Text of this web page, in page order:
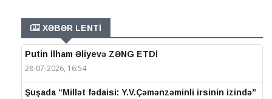
XƏBƏR LENTİ
Putin İlham Əliyevə ZƏNG ETDİ
28-07-2026, 16:54
Şuşada “Millət fədaisi: Y.V.Çəmənzəminli irsinin izində”